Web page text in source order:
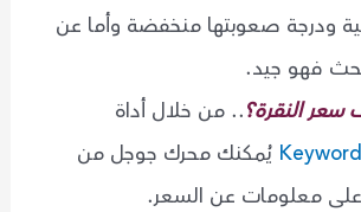
ودرجة صعوبتها منخفضة وأما عن
فهو جيد.
النقرة؟.. من خلال أداة
يُمكنك محرك جوجل من
معلومات عن السعر.